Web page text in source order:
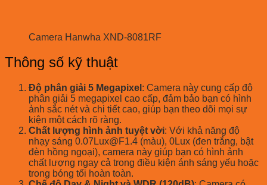
Camera Hanwha XND-8081RF
Thông số kỹ thuật
Độ phân giải 5 Megapixel : Camera này cung cấp độ
phân giải 5 megapixel cao cấp, đảm bảo bạn có hình
ảnh sắc nét và chi tiết cao, giúp bạn theo dõi mọi sự
kiện một cách rõ ràng.
Chất lượng hình ảnh tuyệt vời: Với khả năng độ
nhạy sáng 0.07Lux@F1.4 (màu), 0Lux (đen trắng, bật
đèn hồng ngoại), camera này giúp bạn có hình ảnh
chất lượng ngay cả trong điều kiện ánh sáng yếu hoặc
trong bóng tối hoàn toàn.